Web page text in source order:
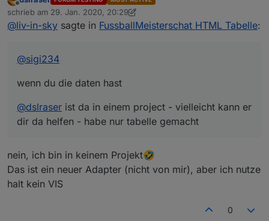
sonderheit beim spielstände script:
bei variableanzahlSpiele
abgeschlossenen spiele gezeigt und die 9
nächsten anstehenden (erstes bild)
anzahlSpiele
abgeschlossenen spiele gezeigt - sonst nix
----------------
-------------------------------------------------------
einbinden der bundesliga-widget.de
https://forum.iobroker.net/post/457248
sonderheit beim spielstände script:
wenn du die daten hast
@dslraserist da in einem project - vielleicht kann er
Offline
schrieb am 29. Jan. 2020, 20:29
zuletzt editiert von dslraser
@liv-in-sky sagte in FussballMeisterschat HTML Tabelle:
@sigi234
wenn du die daten hast
@dslraser ist da in einem project - vielleicht kann er
dir da helfen - habe nur tabelle gemacht
nein, ich bin in keinem Projekt🤣
Das ist ein neuer Adapter (nicht von mir), aber ich nutze
halt kein VIS
0